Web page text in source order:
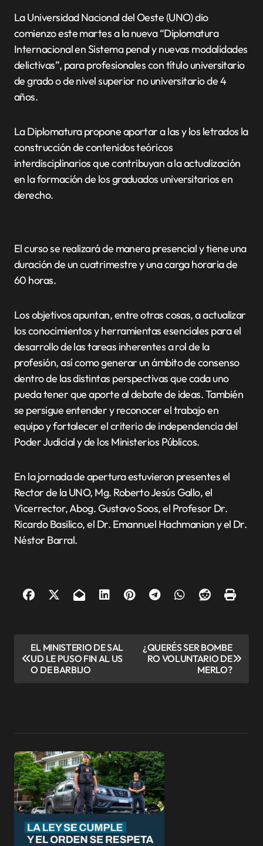
La Universidad Nacional del Oeste (UNO) dio
comienzo este martes a la nueva “Diplomatura
Internacional en Sistema penal y nuevas modalidades
delictivas”, para profesionales con título universitario
de grado o de nivel superior no universitario de 4
años.
La Diplomatura propone aportar a las y los letrados la
construcción de contenidos teóricos
interdisciplinarios que contribuyan a la actualización
en la formación de los graduados universitarios en
derecho.
El curso se realizará de manera presencial y tiene una
duración de un cuatrimestre y una carga horaria de
60 horas.
Los objetivos apuntan, entre otras cosas, a actualizar
los conocimientos y herramientas esenciales para el
desarrollo de las tareas inherentes a rol de la
profesión, así como generar un ámbito de consenso
dentro de las distintas perspectivas que cada uno
pueda tener que aporte al debate de ideas. También
se persigue entender y reconocer el trabajo en
equipo y fortalecer el criterio de independencia del
Poder Judicial y de los Ministerios Públicos.
En la jornada de apertura estuvieron presentes el
Rector de la UNO, Mg. Roberto Jesús Gallo, el
Vicerrector, Abog. Gustavo Soos, el Profesor Dr.
Ricardo Basilico, el Dr. Emannuel Hachmanian y el Dr.
Néstor Barral.
a
c
i
ó
n
EL MINISTERIO DE SAL
UD LE PUSO FIN AL US
O DE BARBIJO
¿QUERÉS SER BOMBE
RO VOLUNTARIO DE
MERLO?